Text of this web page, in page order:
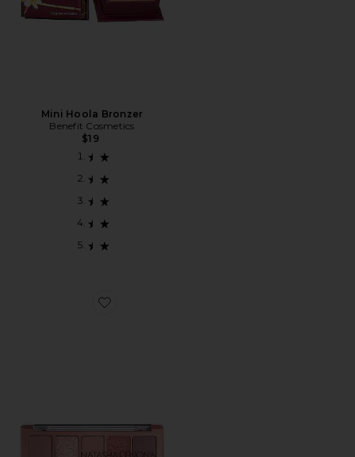
Mini Hoola Bronzer
Benefit Cosmetics
$19
Favorite PALETA DE SOMBRAS MINI STARLETTE